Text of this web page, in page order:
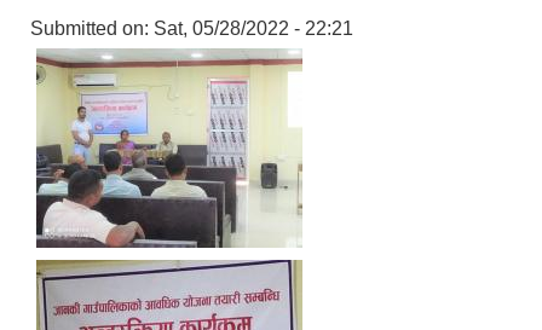
Submitted on: Sat, 05/28/2022 - 22:21